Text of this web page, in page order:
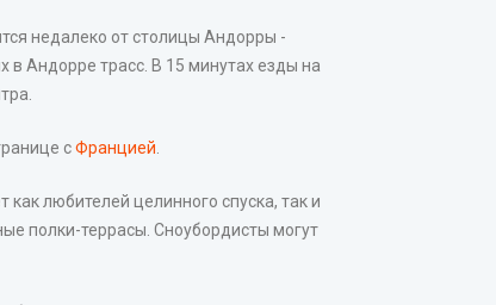
недалеко от столицы Андорры -
Андорре трасс. В 15 минутах езды на
сФранцией
любителей целинного спуска, так и
полки-террасы. Сноубордисты могут